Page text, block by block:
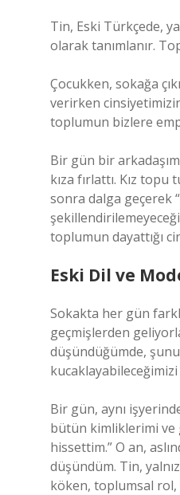
Tin, Eski Türkçede,
olarak tanımlanır.
Çocukken, sokağa
verirken
toplumun bizlere
Bir gün bir
kıza fırlattı. Kız
sonra dalga geçerek
toplumun dayattığı
Eski Dil ve
Sokakta her gün
geçmişlerden
düşündüğümde,
kucaklayabileceğimizi
Bir gün, aynı
bütün kimliklerimi ve
hissettim.” O an,
düşündüm. Tin,
köken, toplumsal rol,